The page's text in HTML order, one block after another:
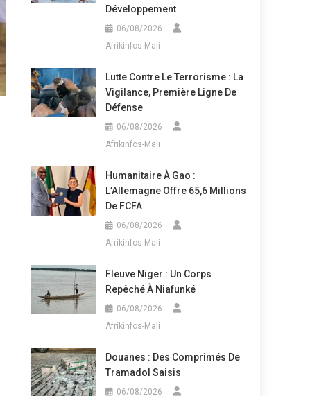
Développement
06/08/2026
Afrikinfos-Mali
Lutte Contre Le Terrorisme : La
Vigilance, Première Ligne De
Défense
06/08/2026
Afrikinfos-Mali
Humanitaire À Gao :
L’Allemagne Offre 65,6 Millions
De FCFA
06/08/2026
Afrikinfos-Mali
Fleuve Niger : Un Corps
Repêché À Niafunké
06/08/2026
Afrikinfos-Mali
Douanes : Des Comprimés De
Tramadol Saisis
06/08/2026